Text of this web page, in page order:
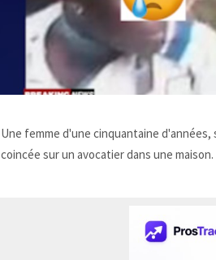
Une femme d'une cinquantaine
coincée sur un avocatier dans une maison.